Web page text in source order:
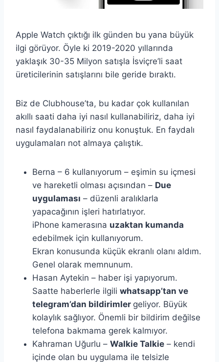
Apple Watch çıktığı ilk günden bu yana büyük
ilgi görüyor. Öyle ki 2019-2020 yıllarında
yaklaşık 30-35 Milyon satışla İsviçre’li saat
üreticilerinin satışlarını bile geride bıraktı.
Biz de Clubhouse’ta, bu kadar çok kullanılan
akıllı saati daha iyi nasıl kullanabiliriz, daha iyi
nasıl faydalanabiliriz onu konuştuk. En faydalı
uygulamaları not almaya çalıştık.
Berna – 6 kullanıyorum – eşimin su içmesi
ve hareketli olması açısından – Due
uygulaması – düzenli aralıklarla
yapacağının işleri hatırlatıyor.
iPhone kamerasına uzaktan kumanda
edebilmek için kullanıyorum.
Ekran konusunda küçük ekranlı olanı aldım.
Genel olarak memnunum.
Hasan Aytekin – haber işi yapıyorum.
Saatte haberlerle ilgili whatsapp’tan ve
telegram’dan bildirimler geliyor. Büyük
kolaylık sağlıyor. Önemli bir bildirim değilse
telefona bakmama gerek kalmıyor.
Kahraman Uğurlu – Walkie Talkie – kendi
içinde olan bu uygulama ile telsizle